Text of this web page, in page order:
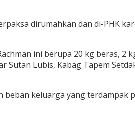
dirumahkan dan di-PHK
ini berupa 20 kg beras, 2
Lubis, Kabag Tapem
keluarga yang terdampak